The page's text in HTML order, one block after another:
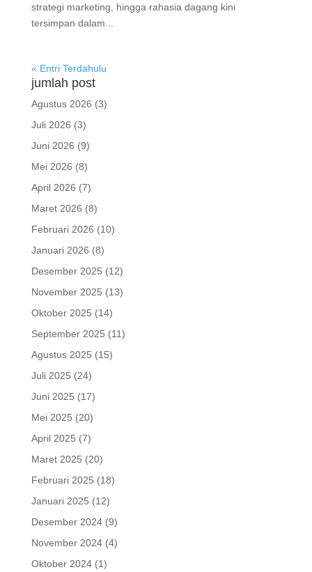
strategi marketing, hingga rahasia dagang kini
tersimpan dalam...
« Entri Terdahulu
jumlah post
Agustus 2026 (3)
Juli 2026 (3)
Juni 2026 (9)
Mei 2026 (8)
April 2026 (7)
Maret 2026 (8)
Februari 2026 (10)
Januari 2026 (8)
Desember 2025 (12)
November 2025 (13)
Oktober 2025 (14)
September 2025 (11)
Agustus 2025 (15)
Juli 2025 (24)
Juni 2025 (17)
Mei 2025 (20)
April 2025 (7)
Maret 2025 (20)
Februari 2025 (18)
Januari 2025 (12)
Desember 2024(9)
November 2024(4)
Oktober 2024(1)